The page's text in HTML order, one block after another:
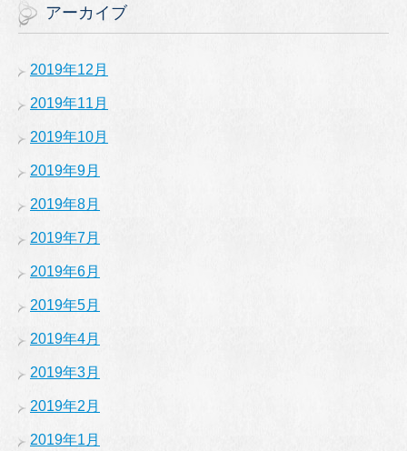
アーカイブ
2019年12月
2019年11月
2019年10月
2019年9月
2019年8月
2019年7月
2019年6月
2019年5月
2019年4月
2019年3月
2019年2月
2019年1月